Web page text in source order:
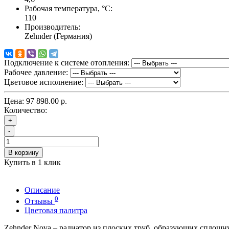
Рабочая температура, °C:
110
Производитель:
Zehnder (Германия)
Подключение к системе отопления:
Рабочее давление:
Цветовое исполнение:
Цена: 97 898.00 р.
Количество:
+
-
В корзину
Купить в 1 клик
Описание
Отзывы 0
Цветовая палитра